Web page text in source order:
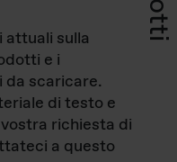
sulla
e i
scaricare.
di testo e
richiesta di
a questo